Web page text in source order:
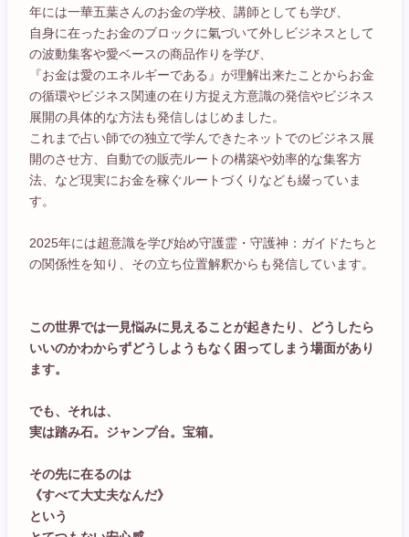
年には一華五葉さんのお金の学校、講師としても学び、
自身に在ったお金のブロックに氣づいて外しビジネスとして
の波動集客や愛ベースの商品作りを学び、
『お金は愛のエネルギーである』が理解出来たことからお金
の循環やビジネス関連の在り方捉え方意識の発信やビジネス
展開の具体的な方法も発信しはじめました。
これまで占い師での独立で学んできたネットでのビジネス展
開のさせ方、自動での販売ルートの構築や効率的な集客方
法、など現実にお金を稼ぐルートづくりなども綴っていま
す。
2025年には超意識を学び始め守護霊・守護神：ガイドたちと
の関係性を知り、その立ち位置解釈からも発信しています。
この世界では一見悩みに見えることが起きたり、どうしたら
いいのかわからずどうしようもなく困ってしまう場面があり
ます。
でも、それは、
実は踏み石。ジャンプ台。宝箱。
その先に在るのは
《すべて大丈夫なんだ》
という